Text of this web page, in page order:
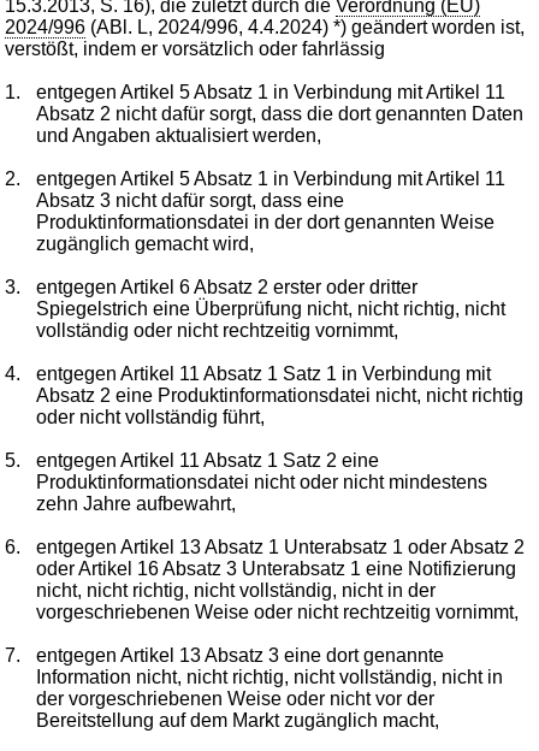
15.3.2013, S. 16), die zuletzt durch dieVerordnung (EU)
2024/996 (ABl. L, 2024/996, 4.4.2024) *) geändert worden ist,
verstößt, indem er vorsätzlich oder fahrlässig
1.
entgegen Artikel 5 Absatz 1 in Verbindung mit Artikel 11
Absatz 2 nicht dafür sorgt, dass die dort genannten Daten
und Angaben aktualisiert werden,
2.
entgegen Artikel 5 Absatz 1 in Verbindung mit Artikel 11
Absatz 3 nicht dafür sorgt, dass eine
Produktinformationsdatei in der dort genannten Weise
zugänglich gemacht wird,
3.
entgegen Artikel 6 Absatz 2 erster oder dritter
Spiegelstrich eine Überprüfung nicht, nicht richtig, nicht
vollständig oder nicht rechtzeitig vornimmt,
4.
entgegen Artikel 11 Absatz 1 Satz 1 in Verbindung mit
Absatz 2 eine Produktinformationsdatei nicht, nicht richtig
oder nicht vollständig führt,
5.
entgegen Artikel 11 Absatz 1 Satz 2 eine
Produktinformationsdatei nicht oder nicht mindestens
zehn Jahre aufbewahrt,
6.
entgegen Artikel 13 Absatz 1 Unterabsatz 1 oder Absatz 2
oder Artikel 16 Absatz 3 Unterabsatz 1 eine Notifizierung
nicht, nicht richtig, nicht vollständig, nicht in der
vorgeschriebenen Weise oder nicht rechtzeitig vornimmt,
7.
entgegen Artikel 13 Absatz 3 eine dort genannte
Information nicht, nicht richtig, nicht vollständig, nicht in
der vorgeschriebenen Weise oder nicht vor der
Bereitstellung auf dem Markt zugänglich macht,